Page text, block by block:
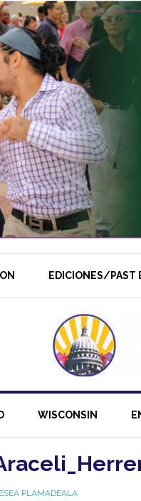
EDICIONES/PAST
WISCONSIN
PLAMADEALA